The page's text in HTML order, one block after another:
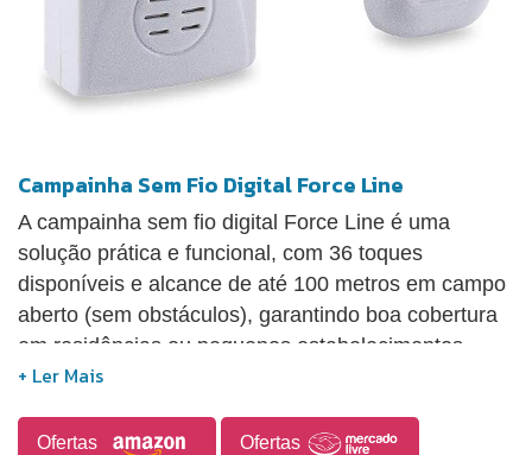
Campainha Sem Fio Digital Force Line
A campainha sem fio digital Force Line é uma
solução prática e funcional, com 36 toques
disponíveis e alcance de até 100 metros em campo
aberto (sem obstáculos), garantindo boa cobertura
em residências ou pequenos estabelecimentos.
Com gabinete em plástico ABS, oferece resistência
qualquer ligação elétrica: o receptor é conectado
Ofertas Ofertas